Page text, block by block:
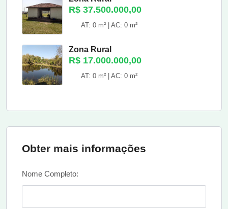
R$ 37.500.000,00
AT: 0 m² | AC: 0 m²
Zona Rural
R$ 17.000.000,00
AT: 0 m² | AC: 0 m²
Obter mais informações
Nome Completo: